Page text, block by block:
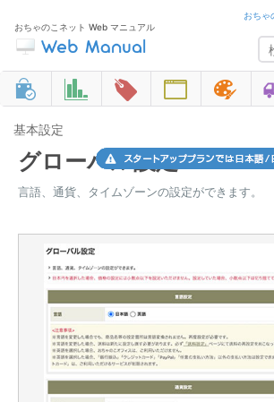
おちゃのこネット Web マニュアル
おちゃ
基本設定
グローバル設定
言語、通貨、タイムゾーンの設定ができます。